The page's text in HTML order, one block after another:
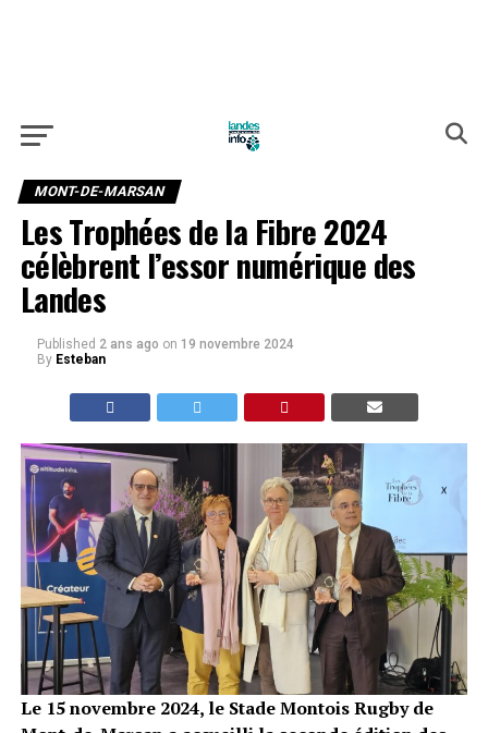
MONT-DE-MARSAN
Les Trophées de la Fibre 2024
célèbrent l’essor numérique des
Landes
Published 2 ans ago on 19 novembre 2024
By Esteban
Le 15 novembre 2024, le Stade Montois Rugby de